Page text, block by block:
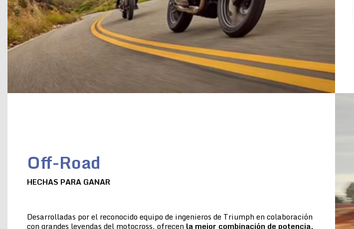
Off-Road
HECHAS PARA GANAR
Desarrolladas por el reconocido equipo de ingenieros de Triumph en colaboración
con grandes leyendas del motocross, ofrecen la mejor combinación de potencia,